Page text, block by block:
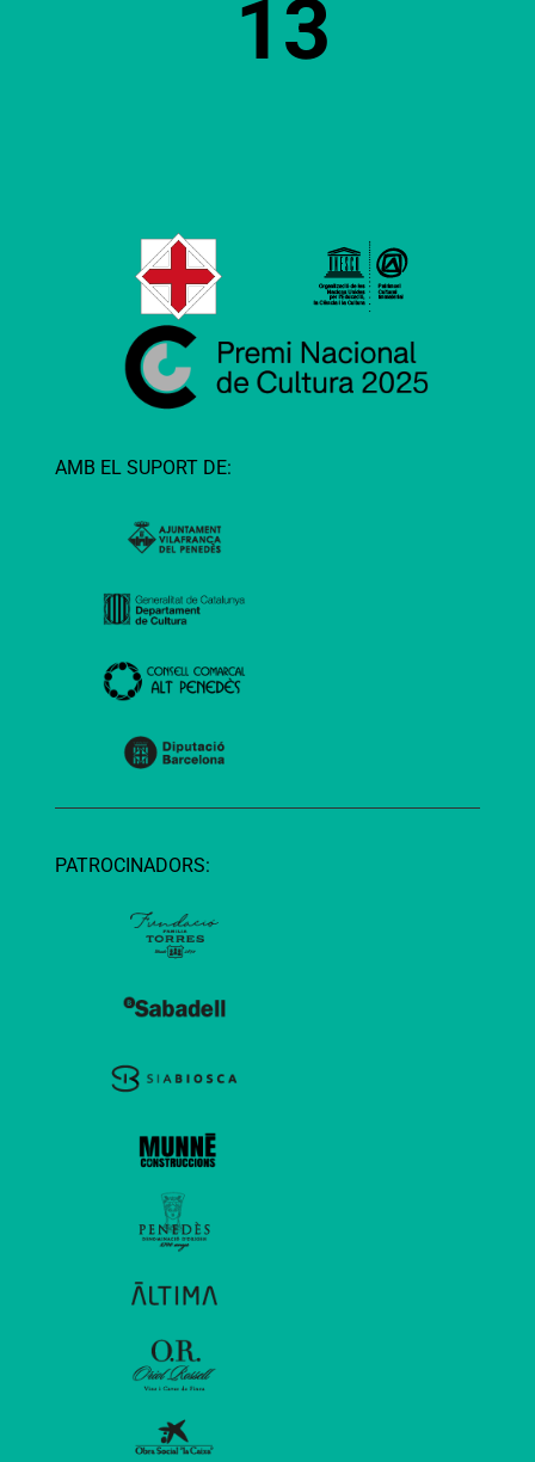
13
AMB EL SUPORT DE:
PATROCINADORS: